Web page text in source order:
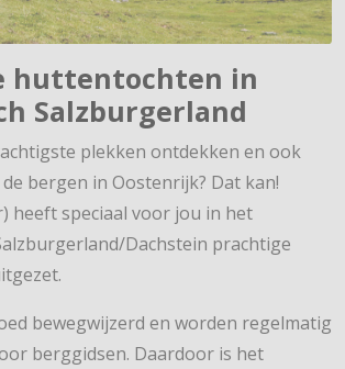
huttentochten in
Salzburgerland
plekken ontdekken en ook
bergen in Oostenrijk? Dat kan!
heeft speciaal voor jou in het
Dachstein prachtige
bewegwijzerd en worden regelmatig
berggidsen. Daardoor is het